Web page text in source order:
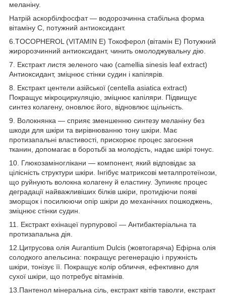
меланіну.
Натрій аскорбілфосфат — водорозчинна стабільна форма
вітаміну C, потужний антиоксидант.
6.TOCOPHEROL (VITAMIN E) Токоферол (вітамін E) Потужний
жиророзчинний антиоксидант, чинить омолоджувальну дію.
7. Екстракт листя зеленого чаю (camellia sinesis leaf extract)
Антиоксидант, зміцнює стінки судин і капілярів.
8. Екстракт центели азійської (centella asiatica extract)
Покращує мікроциркуляцію, зміцнює капіляри. Підвищує
синтез колагену, оновлює його, відновлює щільність.
9. Волокнянка — сприяє зменшенню синтезу меланіну без
шкоди для шкіри та вирівнюванню тону шкіри. Має
протизапальні властивості, прискорює процес загоєння
тканин, допомагає в боротьбі за молодість, надає шкірі тонус.
10. Глюкозаміноглікани — компонент, який відповідає за
цілісність структури шкіри. Інгібує матриксові металпротеїнози,
що руйнують волокна колагену й еластину. Зупиняє процес
деградації найважливіших білків шкіри, протидіючи появі
зморщок і посилюючи опір шкіри до механічних пошкоджень,
зміцнює стінки судин.
11. Екстракт ехінацеї пурпурової — Антибактеріальна та
протизапальна дія.
12.Цитрусова олія Aurantium Dulcis (жовтогаряча) Ефірна олія
солодкого апельсина: покращує регенерацію і пружність
шкіри, тонізує її. Покращує колір обличчя, ефективно для
сухої шкіри, що потребує вітамінів.
13.Пантенол мінеральна сіль, екстракт квітів таволги, екстракт